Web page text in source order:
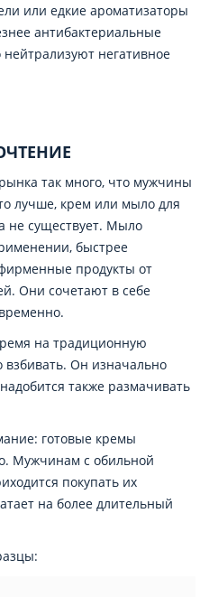
или едкие ароматизаторы
антибактериальные
негативное
так много, что мужчины
лучше, крем или мыло для
не существует. Мыло
быстрее
продукты от
Они сочетают в себе
на традиционную
взбивать. Он изначально
также размачивать
готовые кремы
Мужчинам с обильной
покупать их
на более длительный